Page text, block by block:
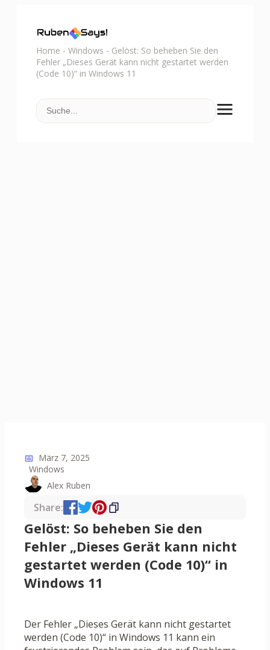
Home - Windows - Gelöst: So beheben Sie den
Fehler „Dieses Gerät kann nicht gestartet werden
(Code 10)“ in Windows 11
📅 März 7, 2025
Windows
Alex Ruben
Share:
Gelöst: So beheben Sie den
Fehler „Dieses Gerät kann nicht
gestartet werden (Code 10)“ in
Windows 11
Der Fehler „Dieses Gerät kann nicht gestartet
werden (Code 10)“ in Windows 11 kann ein